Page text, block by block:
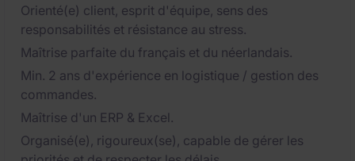
Orienté(e) client, esprit d'équipe, sens des
responsabilités et résistance au stress.
Maîtrise parfaite du français et du néerlandais.
Min. 2 ans d'expérience en logistique / gestion des
commandes.
Maîtrise d'un ERP & Excel.
Organisé(e), rigoureux(se), capable de gérer les